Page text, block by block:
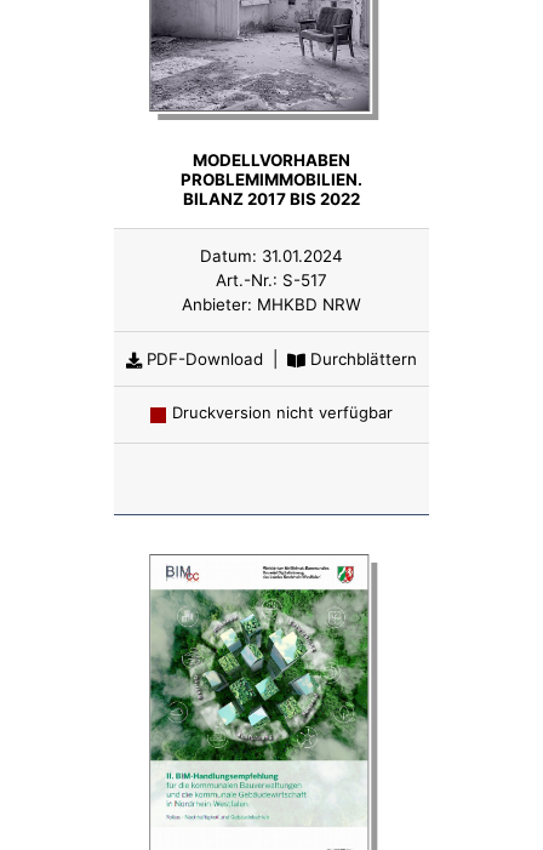
MODELLVORHABEN
PROBLEMIMMOBILIEN.
BILANZ 2017 BIS 2022
Datum: 31.01.2024
Art.-Nr.: S-517
Anbieter: MHKBD NRW
PDF-Download Durchblättern
Druckversion nicht verfügbar